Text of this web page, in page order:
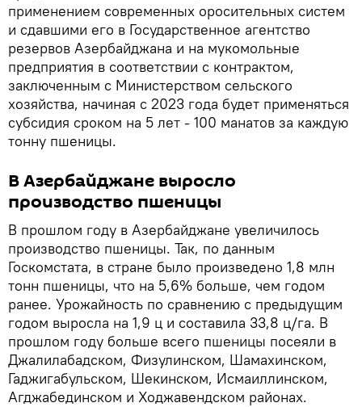
применением современных оросительных систем
и сдавшими его в Государственное агентство
резервов Азербайджана и на мукомольные
предприятия в соответствии с контрактом,
заключенным с Министерством сельского
хозяйства, начиная с 2023 года будет применяться
субсидия сроком на 5 лет - 100 манатов за каждую
тонну пшеницы.
В Азербайджане выросло
производство пшеницы
В прошлом году в Азербайджане увеличилось
производство пшеницы. Так, по данным
Госкомстата, в стране было произведено 1,8 млн
тонн пшеницы, что на 5,6% больше, чем годом
ранее. Урожайность по сравнению с предыдущим
годом выросла на 1,9 ц и составила 33,8 ц/га. В
прошлом году больше всего пшеницы посеяли в
Джалилабадском, Физулинском, Шамахинском,
Гаджигабульском, Шекинском, Исмаиллинском,
Агджабединском и Ходжавендском районах.